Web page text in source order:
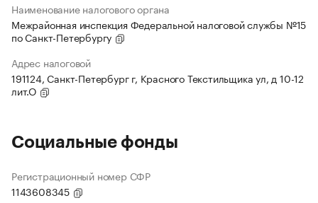
Наименование налогового органа
Межрайонная инспекция Федеральной налоговой службы №15
по Санкт-Петербургу
Адрес налоговой
191124, Санкт-Петербург г, Красного Текстильщика ул, д 10-12
лит.О
Социальные фонды
Регистрационный номер СФР
1143608345